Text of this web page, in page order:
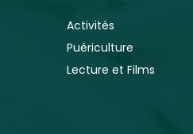
Activités
Puériculture
Lecture et Films